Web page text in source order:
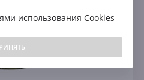
использования Cookies